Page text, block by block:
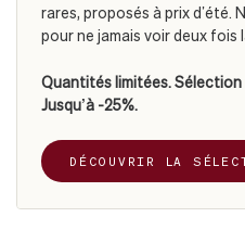
rares, proposés à prix d’été.
pour ne jamais voir deux fois
Quantités limitées.
Jusqu’à -25%.
DÉCOUVRIR LA